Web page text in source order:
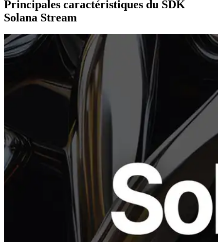
Principales caractéristiques du SDK
Solana Stream